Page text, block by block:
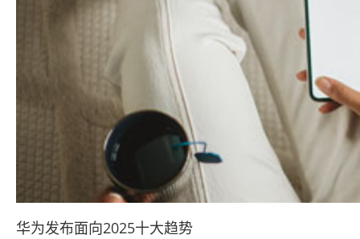
华为发布面向2025十大趋势